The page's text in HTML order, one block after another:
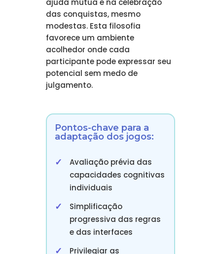
ajuda mútua e na celebração
das conquistas, mesmo
modestas. Esta filosofia
favorece um ambiente
acolhedor onde cada
participante pode expressar seu
potencial sem medo de
julgamento.
Pontos-chave para a
adaptação dos jogos:
Avaliação prévia das
capacidades cognitivas
individuais
Simplificação
progressiva das regras
e das interfaces
Privilegiar as